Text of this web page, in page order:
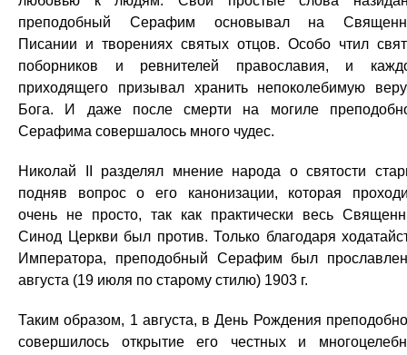
преподобный Серафим основывал на
Писании и творениях святых отцов. Особо чтил
поборников и ревнителей православия, и
приходящего призывал хранить непоколебимую
Бога. И даже после смерти на могиле
Серафима совершалось много чудес.
Николай II разделял мнение народа о святости
подняв вопрос о его канонизации, которая
очень не просто, так как практически весь
Синод Церкви был против. Только благодаря
Императора, преподобный Серафим был
августа (19 июля по старому стилю) 1903 г.
Таким образом, 1 августа, в День Рождения
совершилось открытие его честных и